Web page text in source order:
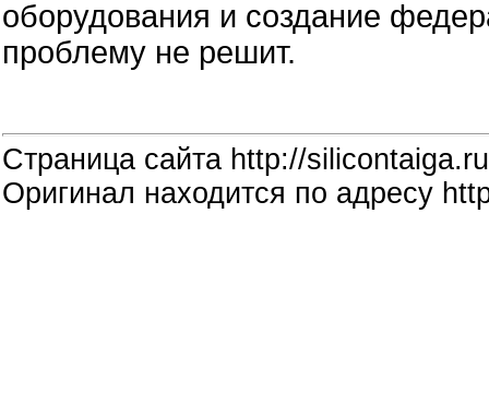
оборудования и создание
проблему не решит.
Страница сайта http://silicontaiga.ru
Оригинал находится по адресу